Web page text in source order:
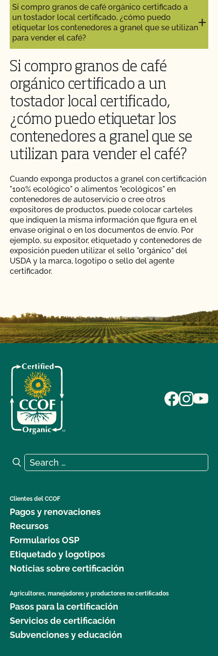
Si compro granos de café orgánico certificado a
un tostador local certificado, ¿cómo puedo
etiquetar los contenedores a granel que se utilizan
para vender el café?
Si compro granos de café
orgánico certificado a un
tostador local certificado,
¿cómo puedo etiquetar los
contenedores a granel que se
utilizan para vender el café?
Cuando exponga productos a granel con certificación
"100% ecológico" o alimentos "ecológicos" en
contenedores de autoservicio o cree otros
expositores de productos, puede colocar carteles
que indiquen la misma información que figura en el
envase original o en los documentos de envío. Por
ejemplo, su expositor, etiquetado y contenedores de
exposición pueden utilizar el sello "orgánico" del
USDA y la marca, logotipo o sello del agente
certificador.
INGLÉS ETIQUETAS Y LOGOTIPOS
COMERCIO Y RESTAURACIÓN
Si sólo quiero identificar los ingredientes
orgánicos en mi declaración de ingredientes, ¿es
necesario que el producto esté certificado?
Compramos un producto orgánico a un pequeño
productor local que está exento (menos de $5.000
ventas) de la certificación. Cómo podemos
¿Qué significa "certificado transitorio"?
¿Qué logotipos y declaraciones puedo poner en
mi producto certificado por OCal?
¿Qué DEBE figurar en la etiqueta de mi producto
orgánico certificado?
¿Qué ingredientes no orgánicos puedo utilizar en
productos orgánicos (ingredientes específicos)"?
¿Qué ingredientes/materiales no orgánicos puedo
utilizar en mi producto procesado orgánico?
Search for:
Search
Clientes del CCOF
Pagos y renovaciones
Recursos
Formularios OSP
Etiquetado y logotipos
Noticias sobre certificación
Agricultores, manejadores y productores no certificados
Pasos para la certificación
Servicios de certificación
Subvenciones y educación